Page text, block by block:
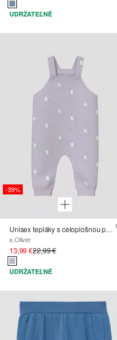
UDRŽATEĽNÉ
-39%
Unisex tepláky s celoplošnou potlačou z Ľahkej tkaniny na potenie
s.Oliver
13,99 €22,99 €
UDRŽATEĽNÉ